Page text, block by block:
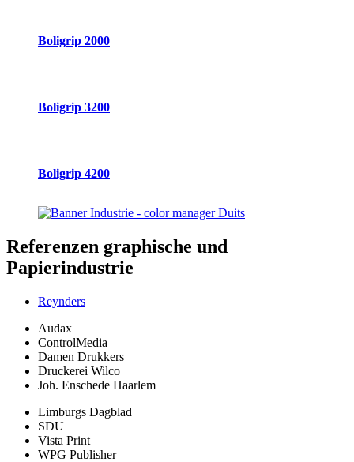
Boligrip 2000
Boligrip 3200
Boligrip 4200
Referenzen graphische und
Papierindustrie
Reynders
Audax
ControlMedia
Damen Drukkers
Druckerei Wilco
Joh. Enschede Haarlem
Limburgs Dagblad
SDU
Vista Print
WPG Publisher